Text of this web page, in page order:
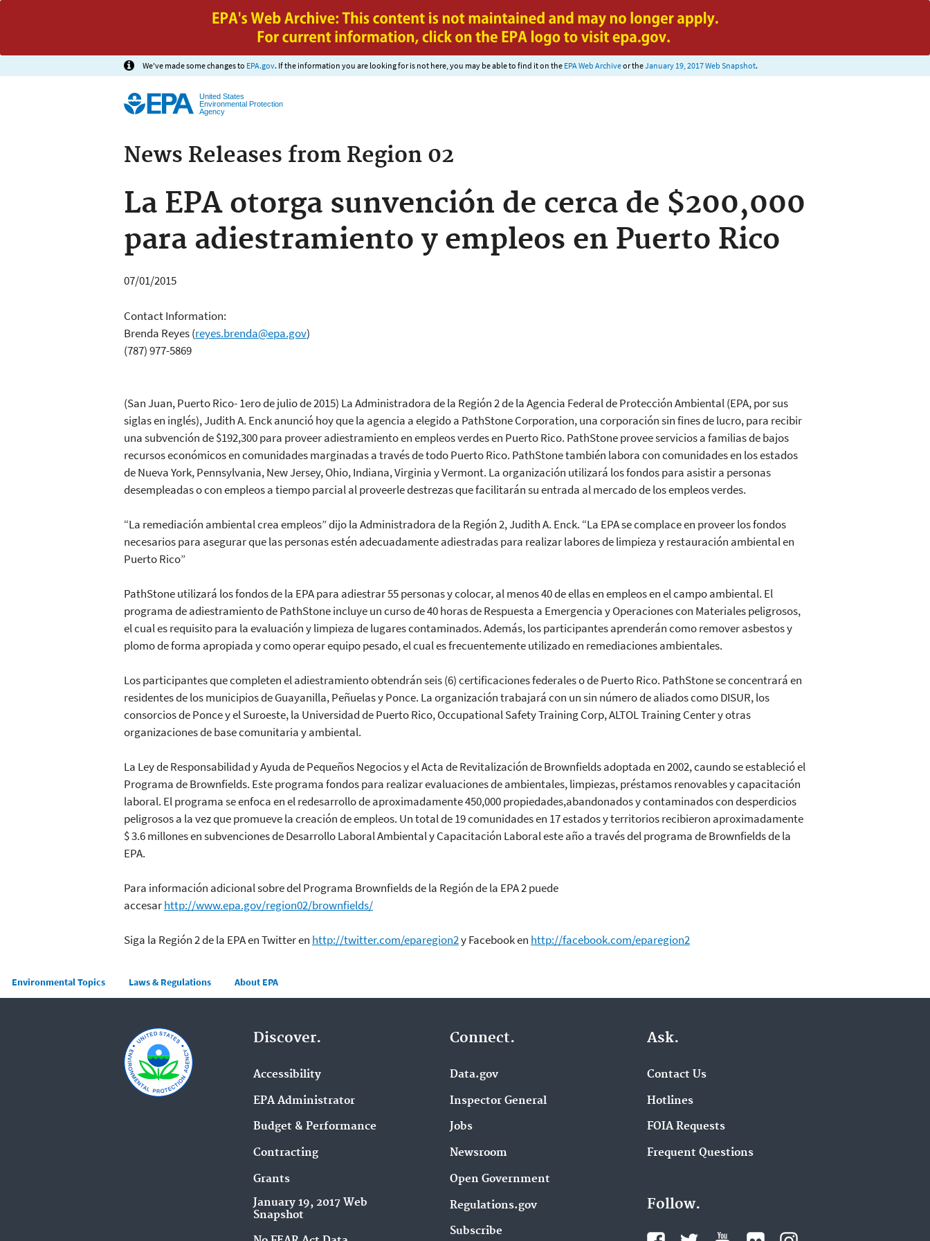
Jump to main content
We've made some changes to EPA.gov. If the information you are looking for is not here, you may be able to find it on the EPA Web Archiveor theJanuary 19, 2017 Web Snapshot.
United States
Environmental Protection
Agency
News Releases from Region 02
La EPA otorga sunvención de cerca de $200,000
para adiestramiento y empleos en Puerto Rico
07/01/2015
Contact Information:
Brenda Reyes(reyes.brenda@epa.gov)
(787) 977-5869
(San Juan, Puerto Rico- 1ero de julio de 2015) La Administradora de la Región 2 de la Agencia Federal de Protección Ambiental (EPA, por sus
siglas en inglés), Judith A. Enck anunció hoy que la agencia a elegido a PathStone Corporation, una corporación sin fines de lucro, para recibir
una subvención de $192,300 para proveer adiestramiento en empleos verdes en Puerto Rico. PathStone provee servicios a familias de bajos
recursos económicos en comunidades marginadas a través de todo Puerto Rico. PathStone también labora con comunidades en los estados
de Nueva York, Pennsylvania, New Jersey, Ohio, Indiana, Virginia y Vermont. La organización utilizará los fondos para asistir a personas
desempleadas o con empleos a tiempo parcial al proveerle destrezas que facilitarán su entrada al mercado de los empleos verdes.
“La remediación ambiental crea empleos” dijo la Administradora de la Región 2, Judith A. Enck. “La EPA se complace en proveer los fondos
necesarios para asegurar que las personas estén adecuadamente adiestradas para realizar labores de limpieza y restauración ambiental en
Puerto Rico”
PathStone utilizará los fondos de la EPA para adiestrar 55 personas y colocar, al menos 40 de ellas en empleos en el campo ambiental. El
programa de adiestramiento de PathStone incluye un curso de 40 horas de Respuesta a Emergencia y Operaciones con Materiales peligrosos,
el cual es requisito para la evaluación y limpieza de lugares contaminados. Además, los participantes aprenderán como remover asbestos y
plomo de forma apropiada y como operar equipo pesado, el cual es frecuentemente utilizado en remediaciones ambientales.
Los participantes que completen el adiestramiento obtendrán seis (6) certificaciones federales o de Puerto Rico. PathStone se concentrará en
residentes de los municipios de Guayanilla, Peñuelas y Ponce. La organización trabajará con un sin número de aliados como DISUR, los
consorcios de Ponce y el Suroeste, la Universidad de Puerto Rico, Occupational Safety Training Corp, ALTOL Training Center y otras
organizaciones de base comunitaria y ambiental.
La Ley de Responsabilidad y Ayuda de Pequeños Negocios y el Acta de Revitalización de Brownfields adoptada en 2002, caundo se estableció el
Programa de Brownfields. Este programa fondos para realizar evaluaciones de ambientales, limpiezas, préstamos renovables y capacitación
laboral. El programa se enfoca en el redesarrollo de aproximadamente 450,000 propiedades,abandonados y contaminados con desperdicios
peligrosos a la vez que promueve la creación de empleos. Un total de 19 comunidades en 17 estados y territorios recibieron aproximadamente
$ 3.6 millones en subvenciones de Desarrollo Laboral Ambiental y Capacitación Laboral este año a través del programa de Brownfields de la
EPA.
Para información adicional sobre del Programa Brownfields de la Región de la EPA 2 puede
accesarhttp://www.epa.gov/region02/brownfields/
Siga la Región 2 de la EPA en Twitter en http://twitter.com/eparegion2y Facebook en http://facebook.com/eparegion2
Main menu
Environmental Topics Laws & Regulations About EPA
Discover.
Accessibility
EPA Administrator
Budget & Performance
Contracting
Grants
January 19, 2017 Web
Snapshot
Connect.
Data.gov
Inspector General
Jobs
Newsroom
Open Government
Regulations.gov
Subscribe
Ask.
Contact Us
Hotlines
FOIA Requests
Frequent Questions
Follow.